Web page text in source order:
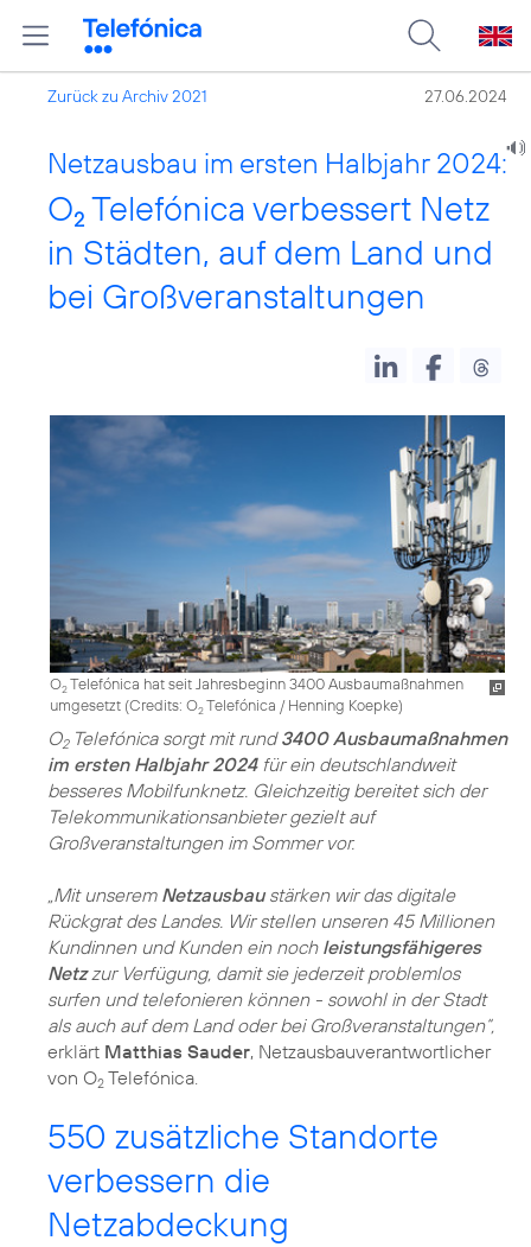
Zurück zu Archiv 2021 27.06.2024
Netzausbau im ersten Halbjahr 2024:
O2 Telefónica verbessert Netz
in Städten, auf dem Land und
bei Großveranstaltungen
O2Telefónica hat seit Jahresbeginn 3400 Ausbaumaßnahmen
umgesetzt (Credits: O2Telefónica / Henning Koepke)
O2Telefónica sorgt mit rund3400 Ausbaumaßnahmen
im ersten Halbjahr 2024für ein deutschlandweit
besseres Mobilfunknetz. Gleichzeitig bereitet sich der
Telekommunikationsanbieter gezielt auf
Großveranstaltungen im Sommer vor.
„Mit unserem Netzausbaustärken wir das digitale
Rückgrat des Landes. Wir stellen unseren 45 Millionen
Kundinnen und Kunden ein noch leistungsfähigeres
Netzzur Verfügung, damit sie jederzeit problemlos
surfen und telefonieren können - sowohl in der Stadt
als auch auf dem Land oder bei Großveranstaltungen“,
erklärt Matthias Sauder, Netzausbauverantwortlicher
von O2 Telefónica.
550 zusätzliche Standorte
verbessern die
Netzabdeckung